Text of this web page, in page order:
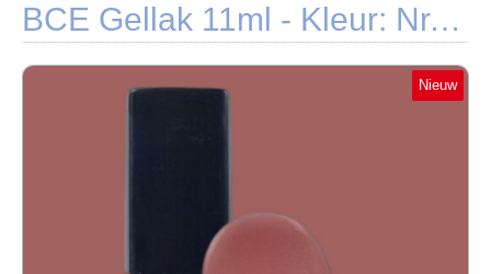
BCE Gellak 11ml - Kleur: Nr. 55
Nieuw